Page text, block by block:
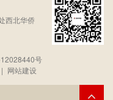
西北华侨
号
| 网站建设